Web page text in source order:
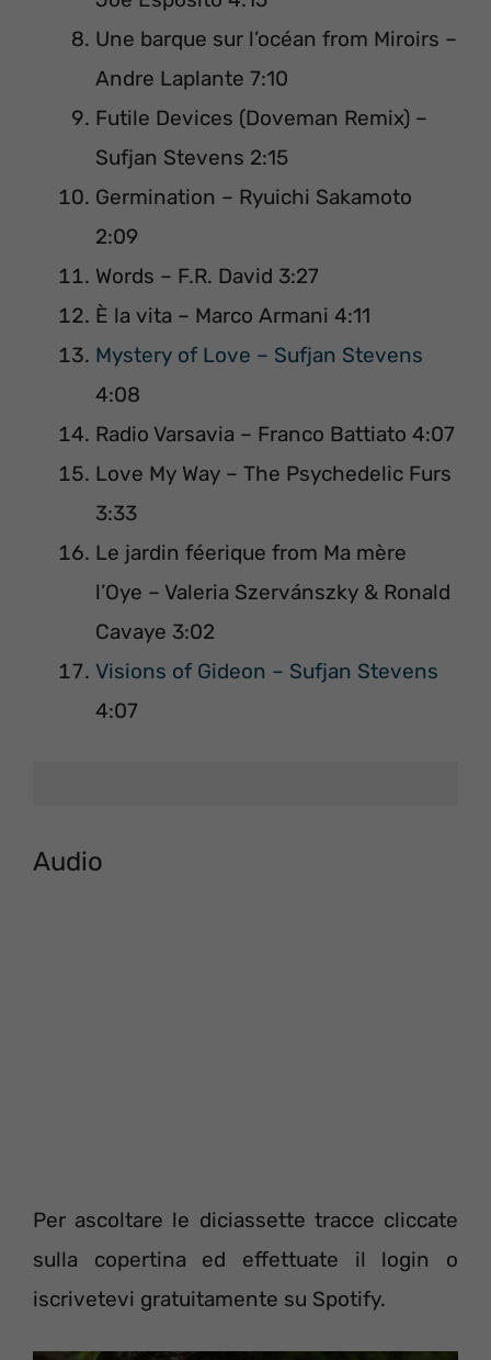
Une barque sur l’océan from Miroirs –
Andre Laplante 7:10
Futile Devices (Doveman Remix) –
Sufjan Stevens 2:15
Germination – Ryuichi Sakamoto
2:09
Words – F.R. David 3:27
È la vita – Marco Armani 4:11
Mystery of Love – Sufjan Stevens
4:08
Radio Varsavia – Franco Battiato 4:07
Love My Way – The Psychedelic Furs
3:33
Le jardin féerique from Ma mère
l’Oye – Valeria Szervánszky & Ronald
Cavaye 3:02
Visions of Gideon – Sufjan Stevens
4:07
Audio
Per ascoltare le diciassette tracce cliccate
sulla copertina ed effettuate il login o
iscrivetevi gratuitamente su Spotify.